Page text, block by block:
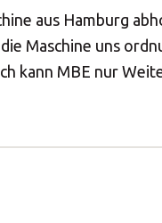
aus Hamburg
Maschine uns
kann MBE nur